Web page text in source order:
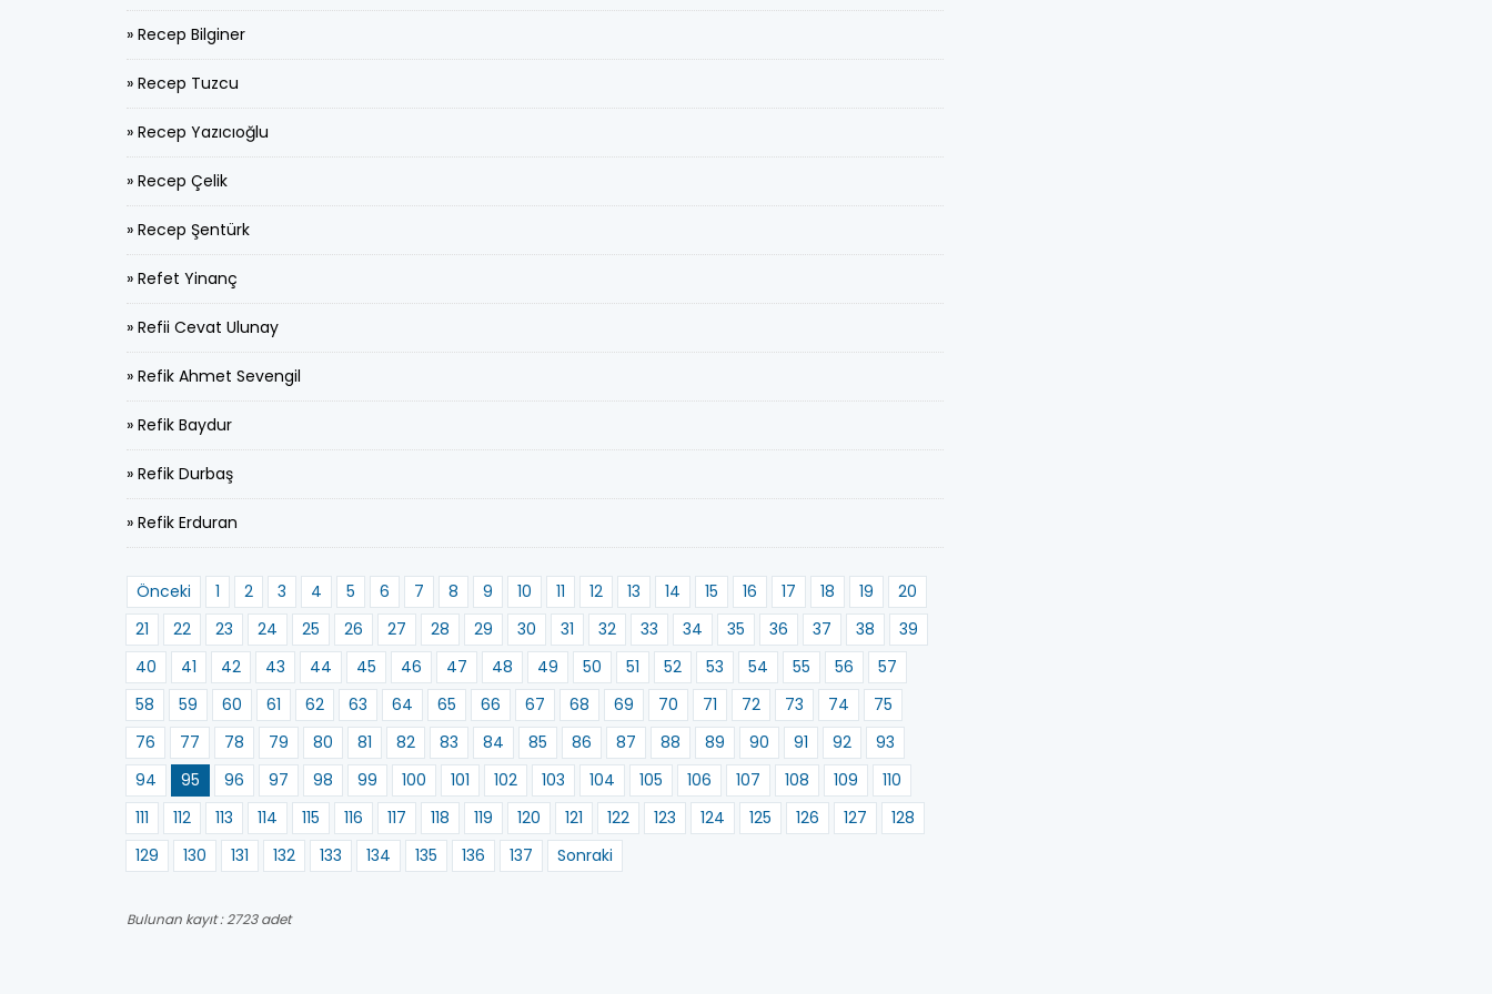
» Recep Bilginer
» Recep Tuzcu
» Recep Yazıcıoğlu
» Recep Çelik
» Recep Şentürk
» Refet Yinanç
» Refii Cevat Ulunay
» Refik Ahmet Sevengil
» Refik Baydur
» Refik Durbaş
» Refik Erduran
Önceki 1 2 3 4 5 6 7 8 9 10 11 12 13 14 15 16 17 18 19
20
21
22 23 24 25 26 27 28 29 30 31 32 33 34 35 36 37 38
39
40
41 42 43 44 45 46 47 48 49 50 51 52 53 54 55 56
57
58
59 60 61 62 63 64 65 66 67 68 69 70 71 72 73 74
75
76
77 78 79 80 81 82 83 84 85 86 87 88 89 90 91 92
93
94
95 96 97 98 99 100 101 102 103 104 105 106 107 108 109
110
111
112 113 114 115 116 117 118 119 120 121 122 123 124 125 126 127
128
129
130 131 132 133 134 135 136 137 Sonraki
Bulunan kayıt : 2723 adet